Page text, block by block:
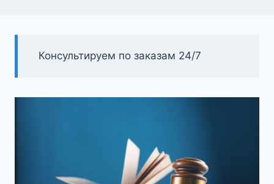
Консультируем по заказам 24/7